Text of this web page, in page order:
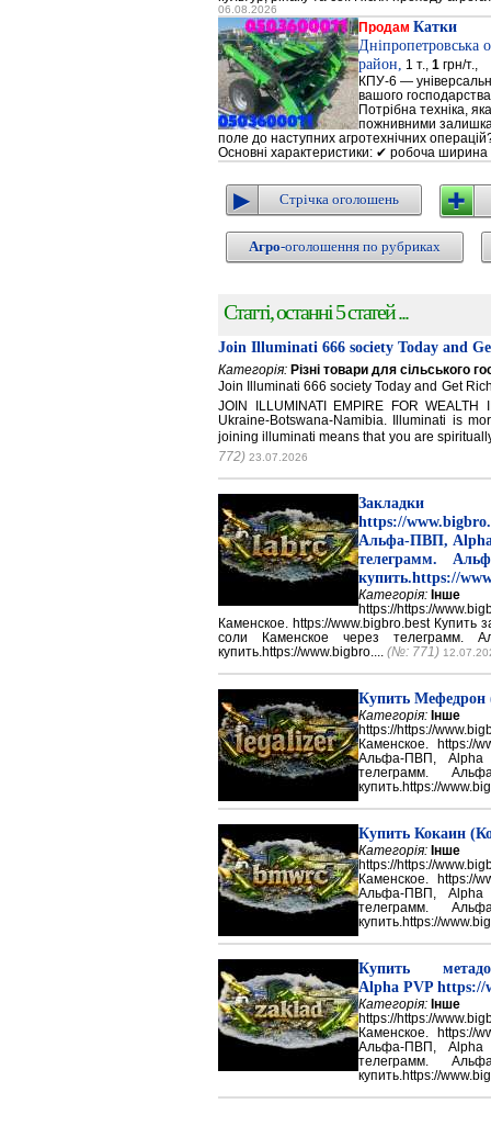
06.08.2026
Продам Катки
Дніпропетровська
район, 1 т., 1 грн/т.,
КПУ-6 —
вашого господарства
Потрібна техніка,
пожнивними
поле до наступних агротехнічних
Основні характеристики: ✔ робоча
Стрічка оголошень
Агро-оголошення по рубриках
Статті, останні 5 статей ...
Join Illuminati 666 society Today and
Категорія: Різні товари для сільського
Join Illuminati 666 society Today and Get
JOIN ILLUMINATI EMPIRE FOR WEALTH
Ukraine-Botswana-Namibia. Illuminati is
joining illuminati means that you are
772) 23.07.2026
Закладки
https://
Альфа-ПВП, Alpha
телеграмм.
купить.https://
Категорія: Інше
https://https://
Каменское. https://www.bigbro.best Купить
соли Каменское через телеграмм.
купить.https://www.bigbro.... (№: 771)
Купить
Категорія: Інше
https://https://
Каменское. https://
Альфа-ПВП, Alpha
телеграмм.
купить.https://
Купить Кокаин
Категорія: Інше
https://https://
Каменское. https://
Альфа-ПВП, Alpha
телеграмм.
купить.https://
Купить
Alpha PVP https://
Категорія: Інше
https://https://
Каменское. https://
Альфа-ПВП, Alpha
телеграмм.
купить.https://